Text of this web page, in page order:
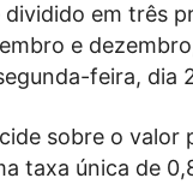
em três
e
feira, dia
sobre o
taxa única de